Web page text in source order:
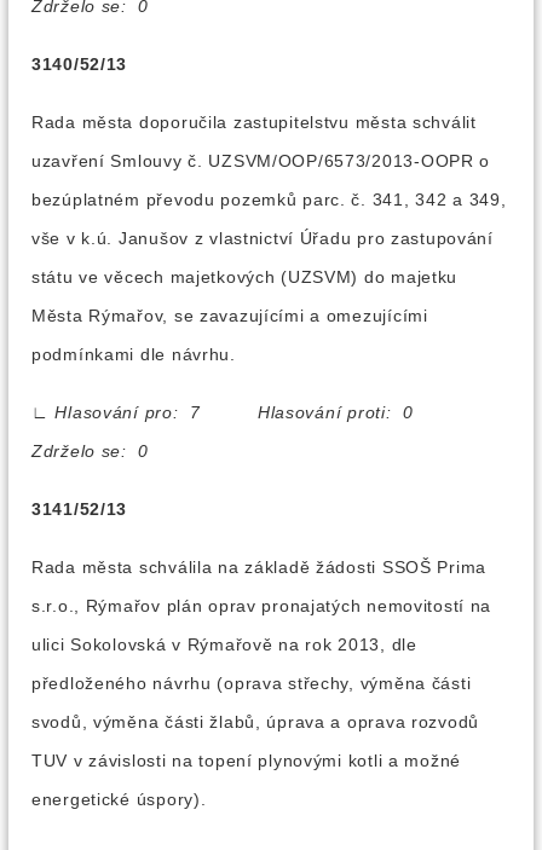
Zdrželo se: 0
3140/52/13
Rada města doporučila zastupitelstvu města schválit
uzavření Smlouvy č. UZSVM/OOP/6573/2013-OOPR o
bezúplatném převodu pozemků parc. č. 341, 342 a 349,
vše v k.ú. Janušov z vlastnictví Úřadu pro zastupování
státu ve věcech majetkových (UZSVM) do majetku
Města Rýmařov, se zavazujícími a omezujícími
podmínkami dle návrhu.
∟
Hlasování pro: 7 Hlasování proti: 0
Zdrželo se: 0
3141/52/13
Rada města schválila na základě žádosti SSOŠ Prima
s.r.o., Rýmařov plán oprav pronajatých nemovitostí na
ulici Sokolovská v Rýmařově na rok 2013, dle
předloženého návrhu (oprava střechy, výměna části
svodů, výměna části žlabů, úprava a oprava rozvodů
TUV v závislosti na topení plynovými kotli a možné
energetické úspory).